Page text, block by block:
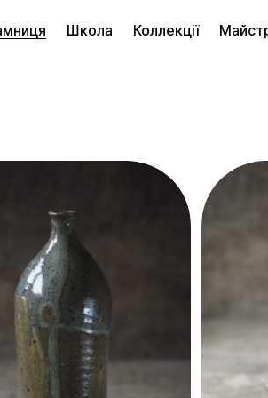
Школа Коллекції
$200
– $500
$1,000
– $2,000